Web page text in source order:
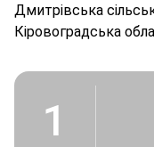
Дмитpівськa
Кіровоградська
1